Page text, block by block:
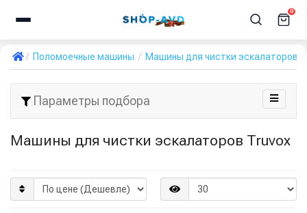
0
Поломоечные машины Машины для чистки эскалаторов
Параметры подбора
Машины для чистки эскалаторов Truvox